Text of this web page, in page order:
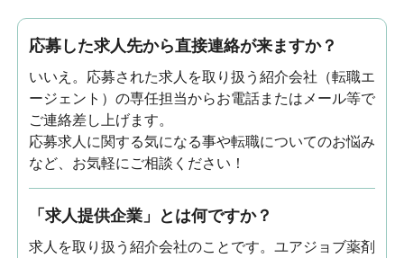
応募した求人先から直接連絡が来ますか？
いいえ。応募された求人を取り扱う紹介会社（転職エ
ージェント）の専任担当からお電話またはメール等で
ご連絡差し上げます。
応募求人に関する気になる事や転職についてのお悩み
など、お気軽にご相談ください！
「求人提供企業」とは何ですか？
求人を取り扱う紹介会社のことです。ユアジョブ薬剤